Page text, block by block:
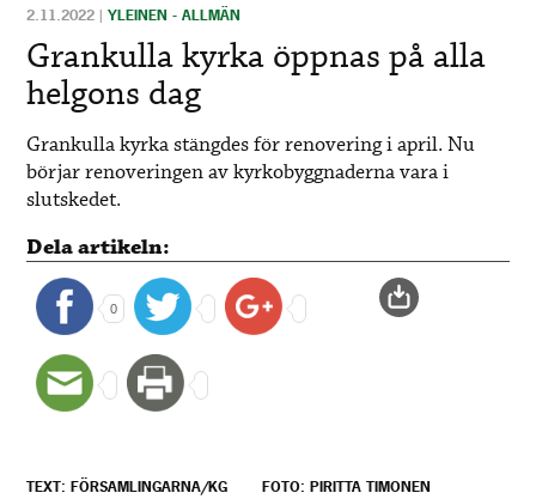
2.11.2022 |YLEINEN - ALLMÄN
Grankulla kyrka öppnas på alla
helgons dag
Grankulla kyrka stängdes för renovering i april. Nu
börjar renoveringen av kyrkobyggnaderna vara i
slutskedet.
Dela artikeln:
0
TEXT: FÖRSAMLINGARNA/KG FOTO: PIRITTA TIMONEN